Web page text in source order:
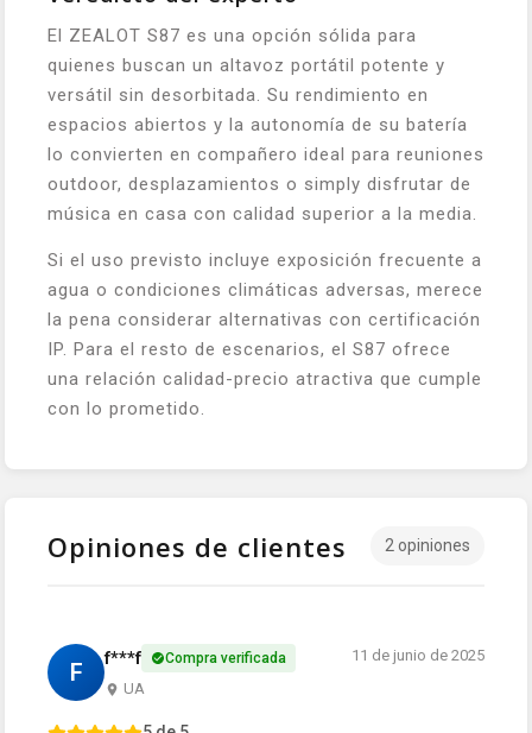
El ZEALOT S87 es una opción sólida para
quienes buscan un altavoz portátil potente y
versátil sin desorbitada. Su rendimiento en
espacios abiertos y la autonomía de su batería
lo convierten en compañero ideal para reuniones
outdoor, desplazamientos o simply disfrutar de
música en casa con calidad superior a la media.
Si el uso previsto incluye exposición frecuente a
agua o condiciones climáticas adversas, merece
la pena considerar alternativas con certificación
IP. Para el resto de escenarios, el S87 ofrece
una relación calidad-precio atractiva que cumple
con lo prometido.
Opiniones de clientes 2 opiniones
F f***f Compra verificada
UA
11 de junio de 2025